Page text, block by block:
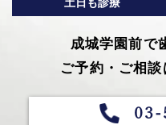
土日も診療
成城学園前で
ご予約・ご相
03-